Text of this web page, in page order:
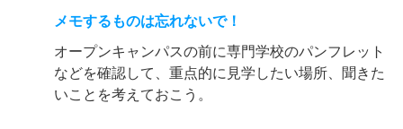
メモするものは忘れないで！
オープンキャンパスの前に専門学校のパンフレット
などを確認して、重点的に見学したい場所、聞きた
いことを考えておこう。